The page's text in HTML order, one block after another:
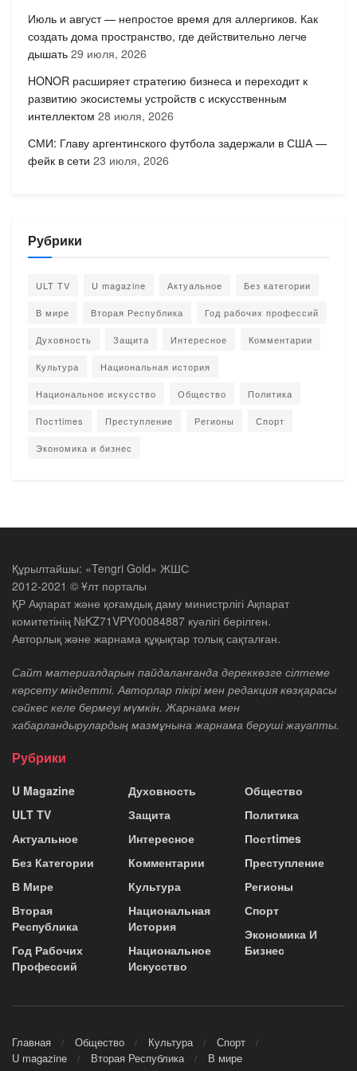
Июль и август — непростое время для аллергиков. Как
создать дома пространство, где действительно легче
дышать 29 июля, 2026
HONOR расширяет стратегию бизнеса и переходит к
развитию экосистемы устройств с искусственным
интеллектом 28 июля, 2026
СМИ: Главу аргентинского футбола задержали в США —
фейк в сети 23 июля, 2026
Рубрики
ULT TV U magazine Актуальное Без категории
В мире Вторая Республика Год рабочих профессий
Духовность Защита Интересное Комментарии
Культура Национальная история
Национальное искусство Общество Политика
Постtimes Преступление Регионы Спорт
Экономика и бизнес
Құрылтайшы: «Tengri Gold» ЖШС
2012-2021 © Ұлт порталы
ҚР Ақпарат және қоғамдық даму министрлігі Ақпарат
комитетінің №KZ71VPY00084887 куәлігі берілген.
Авторлық және жарнама құқықтар толық сақталған.
Сайт материалдарын пайдаланғанда дереккөзге сілтеме
көрсету міндетті. Авторлар пікірі мен редакция көзқарасы
сәйкес келе бермеуі мүмкін. Жарнама мен
хабарландырулардың мазмұнына жарнама беруші жауапты.
Рубрики
U Magazine
ULT TV
Актуальное
Без Категории
В Мире
Вторая
Республика
Год Рабочих
Профессий
Духовность
Защита
Интересное
Комментарии
Культура
Национальная
История
Национальное
Искусство
Общество
Политика
Постtimes
Преступление
Регионы
Спорт
Экономика И
Бизнес
Главная Общество Культура
Спорт
U magazine
Вторая Республика В мире